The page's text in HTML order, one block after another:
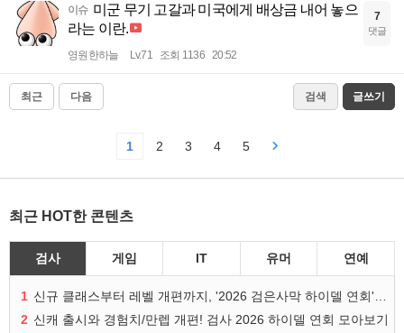
이슈 미군 무기 고갈과 미국에게 배상금 내어 놓으
라는 이란.
영원한하늘 Lv.71 조회 1136 20:52
7
댓글
최근 다음 검색 글쓰기
1 2 3 4 5
최근 HOT한 콘텐츠
검사 게임 IT 유머 연예
1
2 신캐 출시와 경험치/만렙 개편! 검사 2026 하이델 연회 모아보기